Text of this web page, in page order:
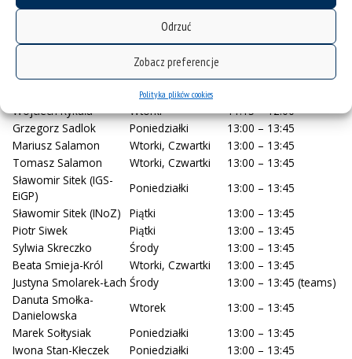
Odrzuć
Zobacz preferencje
Polityka plików cookies
Jolanta Pierwoła
Wtorki
13:00 – 13:45
Pisarzowska
Wtorki, Środy
Czwartki
Jacek Różkowski
Wtorki
13:00 – 13:45
Środy
Wojciech Rykała
Wtorki
11:15 – 12:00
Grzegorz Sadlok
Poniedziałki
13:00 – 13:45
Mariusz Salamon
Wtorki, Czwartki
13:00 – 13:45
Tomasz Salamon
Wtorki, Czwartki
13:00 – 13:45
Sławomir Sitek (IGS-
EiGP)
Poniedziałki
13:00 – 13:45
Sławomir Sitek (INoZ)
Piątki
13:00 – 13:45
Piotr Siwek
Piątki
13:00 – 13:45
Sylwia Skreczko
Środy
13:00 – 13:45
Beata Smieja-Król
Wtorki, Czwartki
13:00 – 13:45
Justyna Smolarek-Łach Środy
13:00 – 13:45 (teams)
Danuta Smołka-
Danielowska
Wtorek
13:00 – 13:45
Marek Sołtysiak
Poniedziałki
13:00 – 13:45
Iwona Stan-Kłeczek
Poniedziałki
13:00 – 13:45